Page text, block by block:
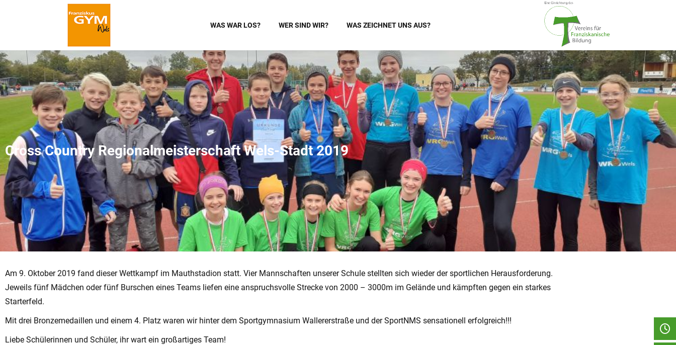
WAS WAR LOS? WER SIND WIR? WAS ZEICHNET UNS AUS?
Cross Country Regionalmeisterschaft Wels-Stadt 2019
Am 9. Oktober 2019 fand dieser Wettkampf im Mauthstadion statt. Vier Mannschaften unserer Schule stellten sich wieder der sportlichen Herausforderung.
Jeweils fünf Mädchen oder fünf Burschen eines Teams liefen eine anspruchsvolle Strecke von 2000 – 3000m im Gelände und kämpften gegen ein starkes
Starterfeld.
Mit drei Bronzemedaillen und einem 4. Platz waren wir hinter dem Sportgymnasium Wallererstraße und der SportNMS sensationell erfolgreich!!!
Liebe Schülerinnen und Schüler, ihr wart ein großartiges Team!